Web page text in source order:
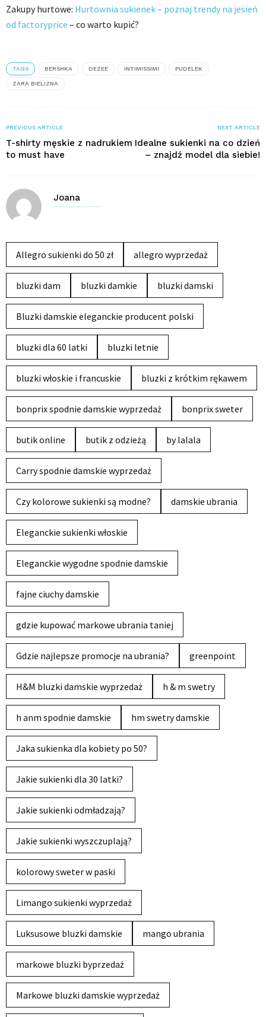
Zakupy hurtowe: Hurtownia sukienek – poznaj trendy na jesień
od factoryprice – co warto kupić?
TAGS BERSHKA DEZEE INTIMISSIMI PUDELEK
ZARA BIELIZNA
PREVIOUS ARTICLE
T-shirty męskie z nadrukiem
to must have
NEXT ARTICLE
Idealne sukienki na co dzień
– znajdź model dla siebie!
Joana
Allegro sukienki do 50 zł allegro wyprzedaż
bluzki dam bluzki damkie bluzki damski
Bluzki damskie eleganckie producent polski
bluzki dla 60 latki bluzki letnie
bluzki włoskie i francuskie bluzki z krótkim rękawem
bonprix spodnie damskie wyprzedaż bonprix sweter
butik online butik z odzieżą by lalala
Carry spodnie damskie wyprzedaż
Czy kolorowe sukienki są modne? damskie ubrania
Eleganckie sukienki włoskie
Eleganckie wygodne spodnie damskie
fajne ciuchy damskie
gdzie kupować markowe ubrania taniej
Gdzie najlepsze promocje na ubrania? greenpoint
H&M bluzki damskie wyprzedaż h & m swetry
h anm spodnie damskie hm swetry damskie
Jaka sukienka dla kobiety po 50?
Jakie sukienki dla 30 latki?
Jakie sukienki odmładzają?
Jakie sukienki wyszczuplają?
kolorowy sweter w paski
Limango sukienki wyprzedaż
Luksusowe bluzki damskie mango ubrania
markowe bluzki byprzedaż
Markowe bluzki damskie wyprzedaż